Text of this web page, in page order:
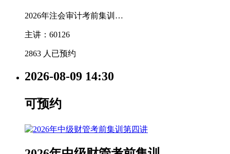
2026年注会审计考前集训…
主讲：60126
2863 人已预约
2026-08-09 14:30
可预约